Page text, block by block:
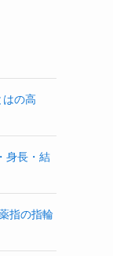
の高
身長・結
指の指輪